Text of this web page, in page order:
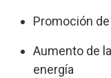
Promoción
Aumento de
energía